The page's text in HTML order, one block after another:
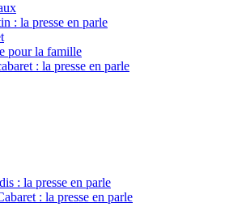
: la presse en parle
pour la famille
: la presse en parle
: la presse en parle
: la presse en parle